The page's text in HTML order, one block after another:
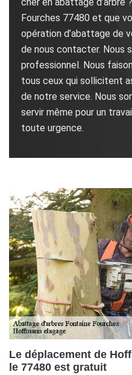
Fourches 77480 et que
opération d’abattage de
de nous contacter. Nous
professionnel. Nous
tous ceux qui sollicitent
de notre service. Nous
servir même pour un
toute urgence.
Le déplacement de
le 77480 est gratuit